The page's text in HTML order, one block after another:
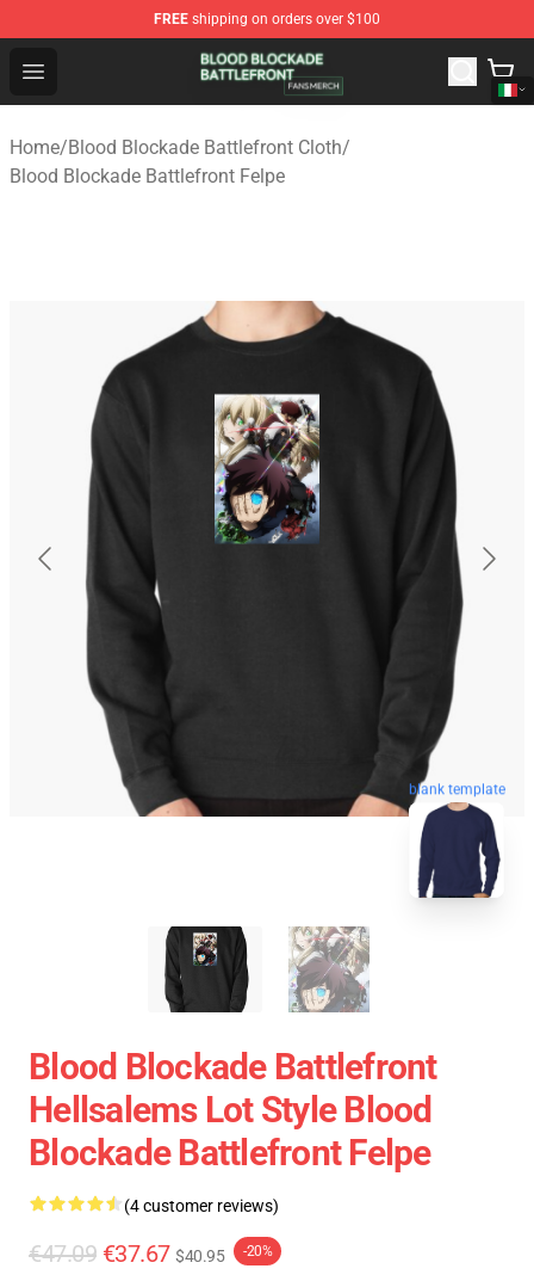
FREE shipping on orders over $100
Open menu
Blood Blockade Battlefront Shop - Official Blood
Home/Blood Blockade Battlefront Cloth/
Blood Blockade Battlefront Felpe
blank template
Blood Blockade Battlefront
Hellsalems Lot Style Blood
Blockade Battlefront Felpe
(4 customer reviews)
€47.09 €37.67 $40.95 -20%